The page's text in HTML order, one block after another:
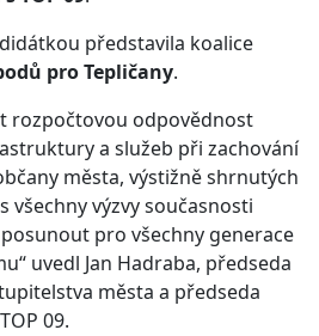
představila koalice
pro Tepličany.
rozpočtovou odpovědnost
a služeb při zachování
města, výstižně shrnutých
všechny výzvy současnosti
pro všechny generace
uvedl Jan Hadraba, předseda
města a předseda
09.